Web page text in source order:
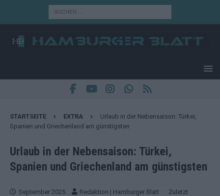
STARTSEITE EXTRA
Urlaub in der Nebensaison: Türkei,
Spanien und Griechenland am günstigsten
Urlaub in der Nebensaison: Türkei,
Spanien und Griechenland am günstigsten
September 2025 Redaktion | Hamburger Blatt
· Zuletzt